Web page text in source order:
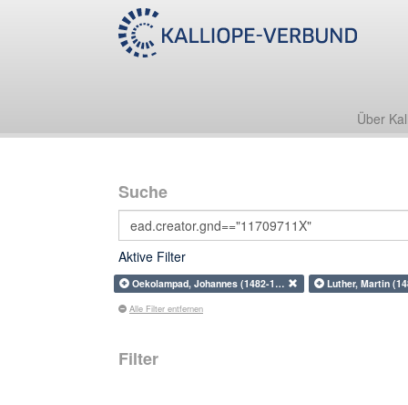
Über
Suche
Aktive Filter
Oekolampad, Johannes (1482-1… Luther, Martin
Alle Filter entfernen
Filter